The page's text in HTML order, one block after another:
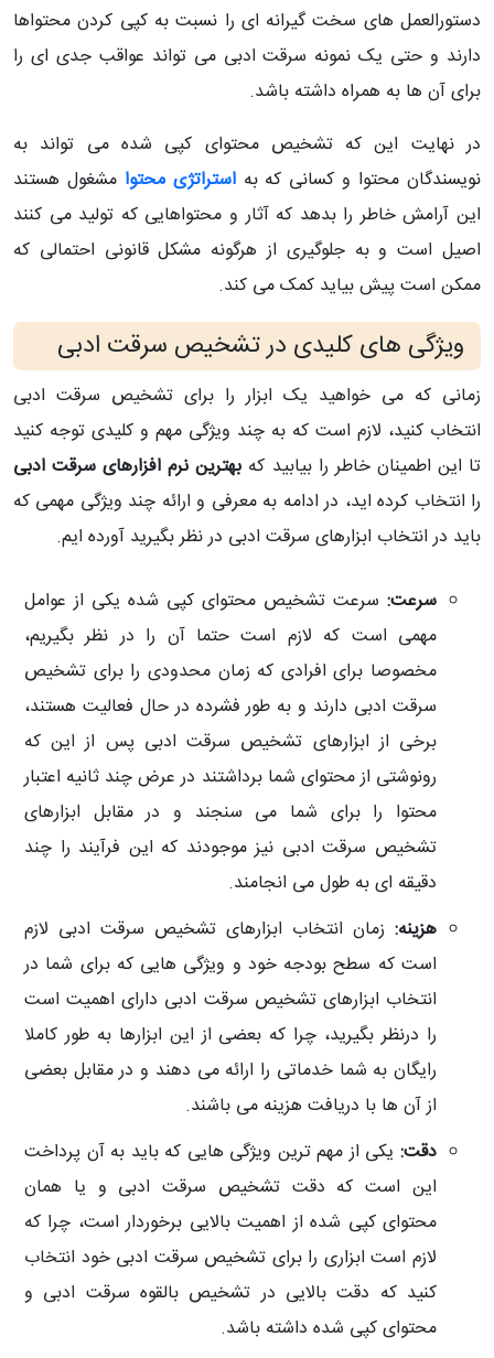
دستورالعمل های سخت گیرانه ای را نسبت به کپی کردن محتواها
دارند و حتی یک نمونه سرقت ادبی می تواند عواقب جدی ای را
برای آن ها به همراه داشته باشد.
در نهایت این که تشخیص محتوای کپی شده می تواند به
نویسندگان محتوا و کسانی که بهاستراتژی محتوا مشغول هستند
این آرامش خاطر را بدهد که آثار و محتواهایی که تولید می کنند
اصیل است و به جلوگیری از هرگونه مشکل قانونی احتمالی که
ممکن است پیش بیاید کمک می کند.
ویژگی های کلیدی در تشخیص سرقت ادبی
زمانی که می خواهید یک ابزار را برای تشخیص سرقت ادبی
انتخاب کنید، لازم است که به چند ویژگی مهم و کلیدی توجه کنید
تا این اطمینان خاطر را بیابید که بهترین نرم افزارهای سرقت ادبی
را انتخاب کرده اید، در ادامه به معرفی و ارائه چند ویژگی مهمی که
باید در انتخاب ابزارهای سرقت ادبی در نظر بگیرید آورده ایم.
سرعت: سرعت تشخیص محتوای کپی شده یکی از عوامل
مهمی است که لازم است حتما آن را در نظر بگیریم،
مخصوصا برای افرادی که زمان محدودی را برای تشخیص
سرقت ادبی دارند و به طور فشرده در حال فعالیت هستند،
برخی از ابزارهای تشخیص سرقت ادبی پس از این که
رونوشتی از محتوای شما برداشتند در عرض چند ثانیه اعتبار
محتوا را برای شما می سنجند و در مقابل ابزارهای
تشخیص سرقت ادبی نیز موجودند که این فرآیند را چند
دقیقه ای به طول می انجامند.
هزینه: زمان انتخاب ابزارهای تشخیص سرقت ادبی لازم
است که سطح بودجه خود و ویژگی هایی که برای شما در
انتخاب ابزارهای تشخیص سرقت ادبی دارای اهمیت است
را درنظر بگیرید، چرا که بعضی از این ابزارها به طور کاملا
رایگان به شما خدماتی را ارائه می دهند و در مقابل بعضی
از آن ها با دریافت هزینه می باشند.
دقت: یکی از مهم ترین ویژگی هایی که باید به آن پرداخت
این است که دقت تشخیص سرقت ادبی و یا همان
محتوای کپی شده از اهمیت بالایی برخوردار است، چرا که
لازم است ابزاری را برای تشخیص سرقت ادبی خود انتخاب
کنید که دقت بالایی در تشخیص بالقوه سرقت ادبی و
محتوای کپی شده داشته باشد.